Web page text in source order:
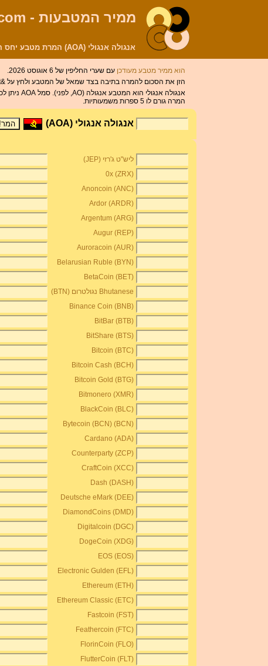
ממיר המטבעות - CoinMill.com
אנגולה אנגולי (AOA) המרת מטבע יחס המרה מחשבון
הוא ממיר מטבע מעודכן עם שערי החליפין של 6 אוגוסט 2026.
הזן את הסכום להמרה בתיבה בצד שמאל של המטבע ולחץ על &quot;המר&quot; כפתור. כדי להציג אנגולה אנגולי ורק מטבע אחד אחר לחץ על מטבע אחר.
המרה גורם לו 5 ספרות משמעותיות.
אנגולה אנגולי (AOA)
ליש"ט ג'רזי (JEP)
0x (ZRX)
Anoncoin (ANC)
Ardor (ARDR)
Argentum (ARG)
Augur (REP)
Auroracoin (AUR)
Belarusian Ruble (BYN)
BetaCoin (BET)
Bhutanese נגולטרום (BTN)
Binance Coin (BNB)
BitBar (BTB)
BitShare (BTS)
Bitcoin (BTC)
Bitcoin Cash (BCH)
Bitcoin Gold (BTG)
Bitmonero (XMR)
BlackCoin (BLC)
Bytecoin (BCN) (BCN)
Cardano (ADA)
Counterparty (ZCP)
CraftCoin (XCC)
Dash (DASH)
Deutsche eMark (DEE)
DiamondCoins (DMD)
Digitalcoin (DGC)
DogeCoin (XDG)
EOS (EOS)
Electronic Gulden (EFL)
Ethereum (ETH)
Ethereum Classic (ETC)
Fastcoin (FST)
Feathercoin (FTC)
FlorinCoin (FLO)
FlutterCoin (FLT)